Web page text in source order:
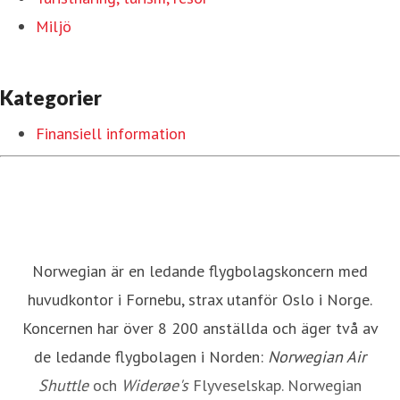
Miljö
Kategorier
Finansiell information
Norwegian är en ledande flygbolagskoncern med
huvudkontor i Fornebu, strax utanför Oslo i Norge.
Koncernen har över 8 200 anställda och äger två av
de ledande flygbolagen i Norden: Norwegian Air
Shuttleoch Widerøe'sFlyveselskap. Norwegian